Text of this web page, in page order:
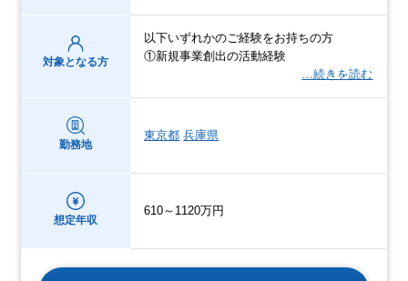
対象となる方
以下いずれかのご経験をお持ちの方
①新規事業創出の活動経験
…続きを読む
勤務地
東京都 兵庫県
想定年収
610～1120万円